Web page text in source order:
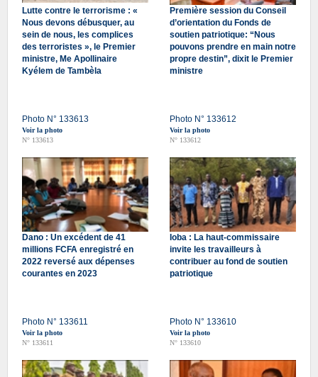
Lutte contre le terrorisme : «
Nous devons débusquer, au
sein de nous, les complices
des terroristes », le Premier
ministre, Me Apollinaire
Kyélem de Tambèla
Photo N° 133613
Voir la photo
N° 133613
Première session du Conseil
d’orientation du Fonds de
soutien patriotique: “Nous
pouvons prendre en main notre
propre destin”, dixit le Premier
ministre
Photo N° 133612
Voir la photo
N° 133612
Dano : Un excédent de 41
millions FCFA enregistré en
2022 reversé aux dépenses
courantes en 2023
Photo N° 133611
Voir la photo
N° 133611
Ioba : La haut-commissaire
invite les travailleurs à
contribuer au fond de soutien
patriotique
Photo N° 133610
Voir la photo
N° 133610